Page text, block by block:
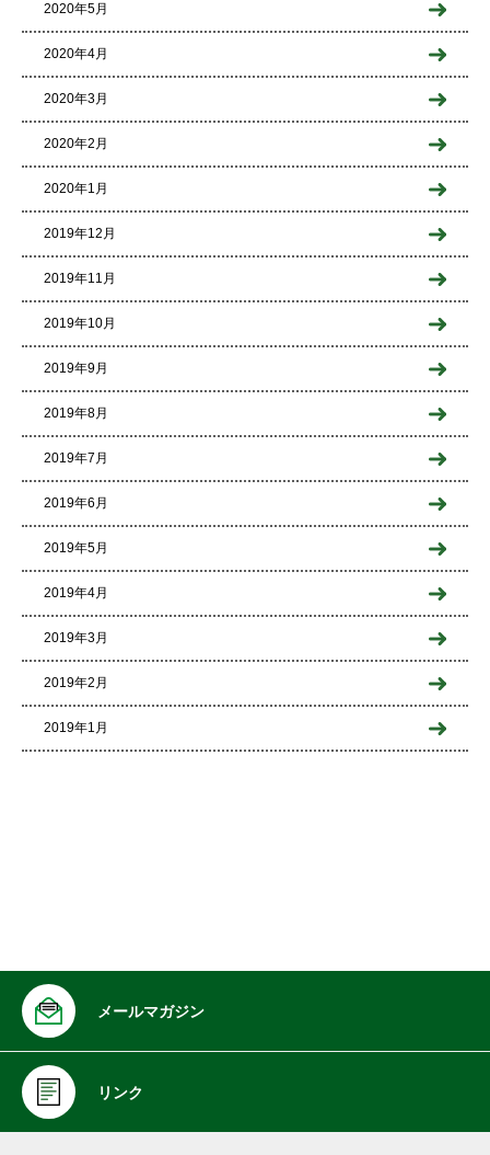
2020年5月
2020年4月
2020年3月
2020年2月
2020年1月
2019年12月
2019年11月
2019年10月
2019年9月
2019年8月
2019年7月
2019年6月
2019年5月
2019年4月
2019年3月
2019年2月
2019年1月
メールマガジン
リンク